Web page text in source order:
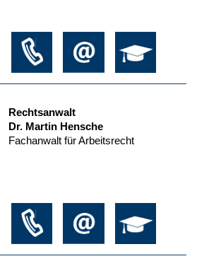
Rechtsanwalt
Dr. Martin Hensche
Fachanwalt für Arbeitsrecht